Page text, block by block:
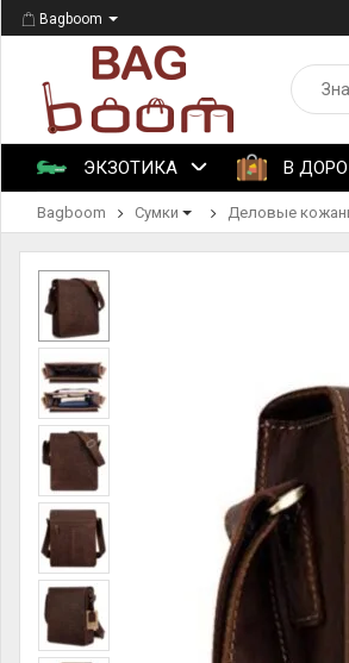
Bagboom
ЭКЗОТИКА В
Bagboom Сумки Деловые